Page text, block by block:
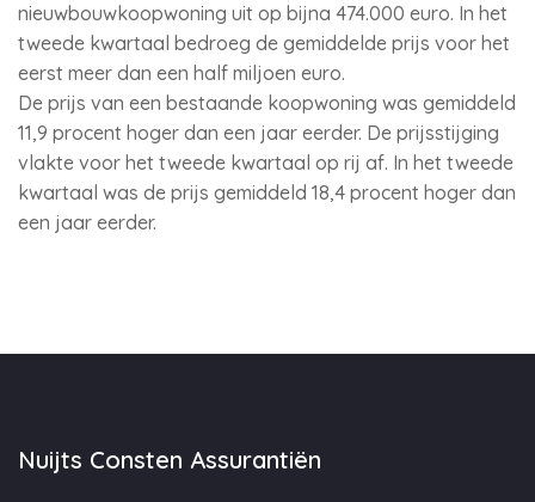
nieuwbouwkoopwoning uit op bijna 474.000 euro. In het
tweede kwartaal bedroeg de gemiddelde prijs voor het
eerst meer dan een half miljoen euro.
De prijs van een bestaande koopwoning was gemiddeld
11,9 procent hoger dan een jaar eerder. De prijsstijging
vlakte voor het tweede kwartaal op rij af. In het tweede
kwartaal was de prijs gemiddeld 18,4 procent hoger dan
een jaar eerder.
Nuijts Consten Assurantiën